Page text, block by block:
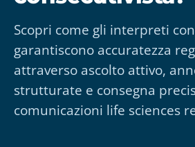
Scopri come gli interpreti
garantiscono accuratezza
attraverso ascolto attivo,
strutturate e consegna
comunicazioni life sciences